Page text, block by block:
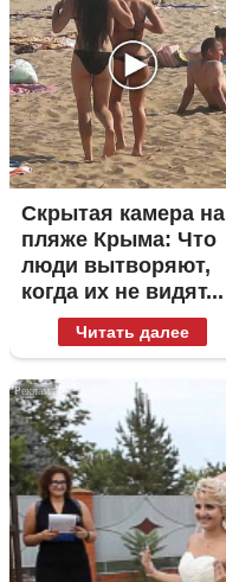
Скрытая камера на
пляже Крыма: Что
люди вытворяют,
когда их не видят...
Читать далее